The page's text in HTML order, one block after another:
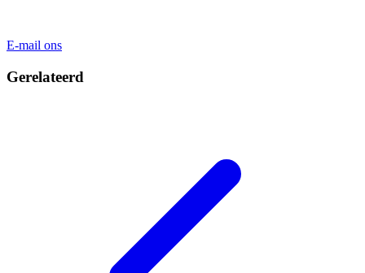
E-mail ons
Gerelateerd